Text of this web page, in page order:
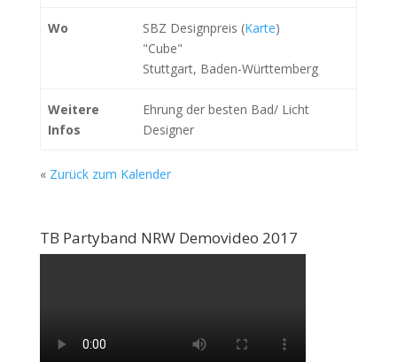
Wo SBZ Designpreis (Karte)
"Cube"
Stuttgart, Baden-Württemberg
Weitere
Infos
Ehrung der besten Bad/ Licht
Designer
« Zurück zum Kalender
TB Partyband NRW Demovideo 2017